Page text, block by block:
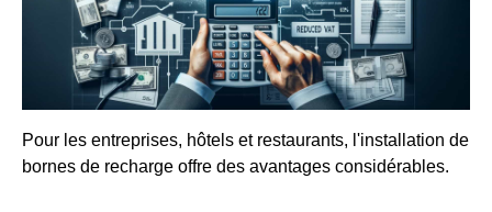
Pour les entreprises, hôtels et restaurants, l'installation de
bornes de recharge offre des avantages considérables.